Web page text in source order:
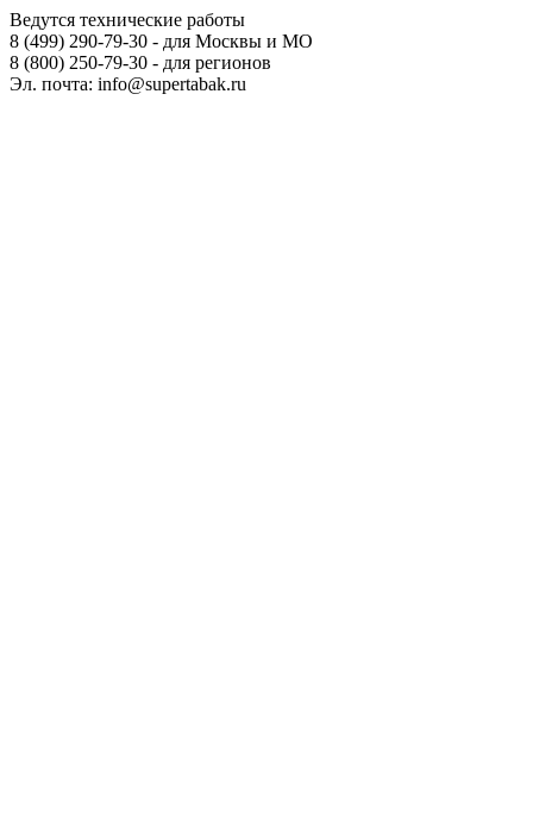
Ведутся технические работы
8 (499) 290-79-30 - для Москвы и МО
8 (800) 250-79-30 - для регионов
Эл. почта: info@supertabak.ru